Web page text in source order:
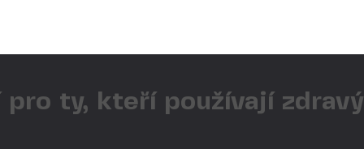
ty, kteří používají